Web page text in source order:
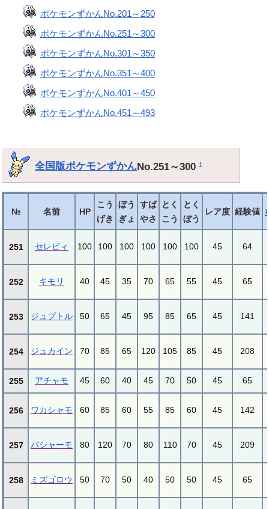
ポケモンずかんNo.201～250
ポケモンずかんNo.251～300
ポケモンずかんNo.301～350
ポケモンずかんNo.351～400
ポケモンずかんNo.401～450
ポケモンずかんNo.451～493
全国版ポケモンずかんNo.251～300†
№ 名前 HP
こう
げき
ぼう
ぎょ
すば
やさ
とく
こう
とく
ぼう
レア度 経験値
251 セレビィ 100 100 100 100 100 100 45 64
252 キモリ 40 45 35 70 65 55 45 65
253 ジュプトル 50 65 45 95 85 65 45 141
254 ジュカイン 70 85 65 120 105 85 45 208
255 アチャモ 45 60 40 45 70 50 45 65
256 ワカシャモ 60 85 60 55 85 60 45 142
257 バシャーモ 80 120 70 80 110 70 45 209
258 ミズゴロウ 50 70 50 40 50 50 45 65